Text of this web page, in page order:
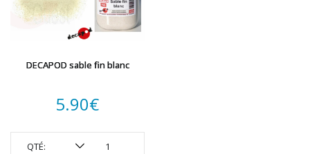
DECAPOD sable fin blanc
5.90€
QTÉ: